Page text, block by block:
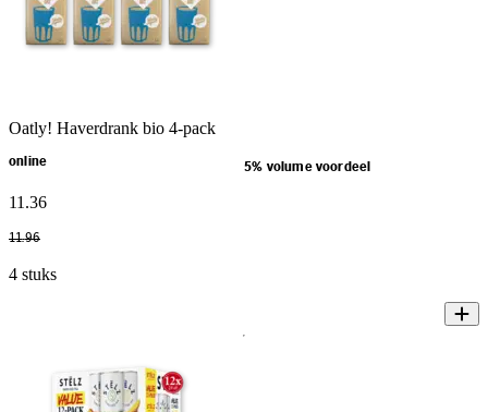
Oatly! Haverdrank bio 4-pack
online 5% volume voordeel
11 .36
11.96
4 stuks